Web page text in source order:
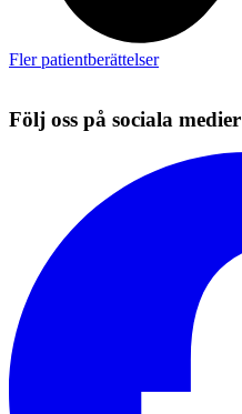
Fler patientberättelser
Följ oss på sociala medier